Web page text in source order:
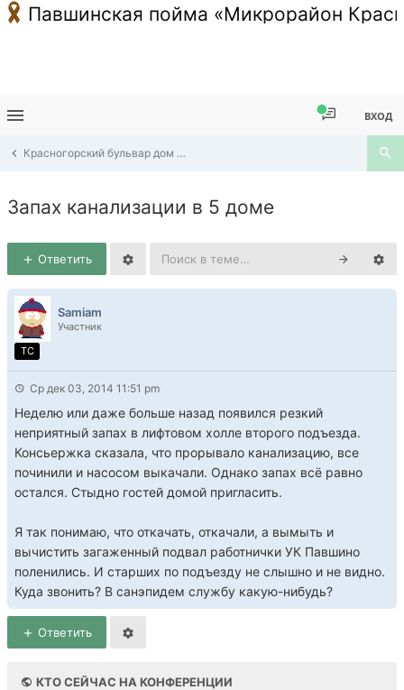
Павшинская пойма «Микрорайон
ВХОД
Красногорский бульвар дом 5, дом 7, дом 9
Запах канализации в 5 доме
Ответить
Samiam
Участник
TC
Ср дек 03, 2014 11:51 pm
Неделю или даже больше назад появился резкий
неприятный запах в лифтовом холле второго подъезда.
Консьержка сказала, что прорывало канализацию, все
починили и насосом выкачали. Однако запах всё равно
остался. Стыдно гостей домой пригласить.
Я так понимаю, что откачать, откачали, а вымыть и
вычистить загаженный подвал работнички УК Павшино
поленились. И старших по подъезду не слышно и не видно.
Куда звонить? В санэпидем службу какую-нибудь?
Ответить
КТО СЕЙЧАС НА КОНФЕРЕНЦИИ